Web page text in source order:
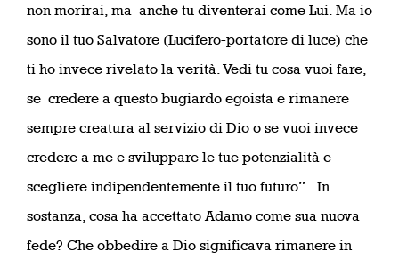
non morirai, ma anche tu diventerai come Lui. Ma io
sono il tuo Salvatore (Lucifero-portatore di luce) che
ti ho invece rivelato la verità. Vedi tu cosa vuoi fare,
se credere a questo bugiardo egoista e rimanere
sempre creatura al servizio di Dio o se vuoi invece
credere a me e sviluppare le tue potenzialità e
scegliere indipendentemente il tuo futuro”. In
sostanza, cosa ha accettato Adamo come sua nuova
fede? Che obbedire a Dio significava rimanere in